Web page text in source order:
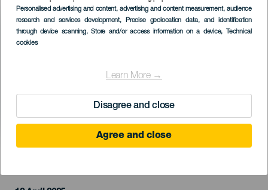
Personalised advertising and content, advertising and content measurement, audience
research and services development, Precise geolocation data, and identification
through device scanning, Store and/or access information on a device, Technical
cookies
Learn More →
Disagree and close
Agree and close
Imagen
Listado